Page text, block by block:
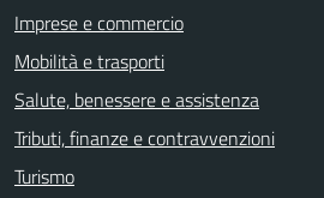
Imprese e commercio
Mobilità e trasporti
Salute, benessere e assistenza
Tributi, finanze e contravvenzioni
Turismo